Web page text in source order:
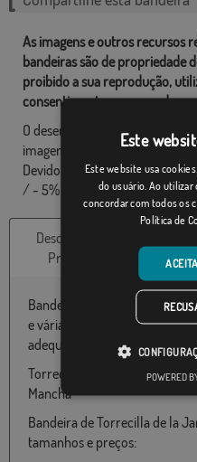
As imagens e outros recursos
bandeiras são de propriedade
proibido a sua reprodução,
consentimento expresso da
O desenho final pode diferir
imagem, as bandeiras são
Devido ao formato de
/ - 5% nas dimensões finais e
Descrição do
Produto
Bandeira do Torrecilla de la
e várias medidas de
adequado para uso ao ar livre.
Torrecilla de la Jara pertence
Mancha
Bandeira de Torrecilla de la
tamanhos e preços:
Este
Este website usa
do usuário. Ao utilizar
concordar com todos os
Política de
POWERED